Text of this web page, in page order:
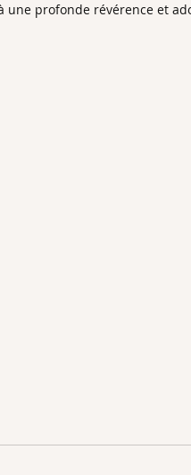
une profonde révérence et